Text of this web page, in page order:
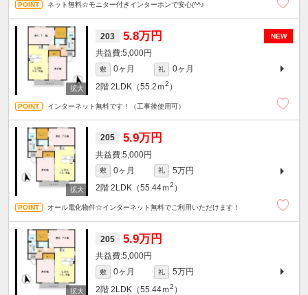
ネット無料☆モニター付きインターホンで安心(^^♪
NEW
203 5.8万円
5,000円
敷 0ヶ月 礼
0ヶ月
2階 2LDK（55.2ｍ2 ）
インターネット無料です！（工事後使用可）
205 5.9万円
5,000円
敷 0ヶ月 礼
5万円
2階 2LDK（55.44ｍ2 ）
オール電化物件☆インターネット無料でご利用いただけます！
205 5.9万円
5,000円
敷 0ヶ月 礼
5万円
2階 2LDK（55.44ｍ2 ）